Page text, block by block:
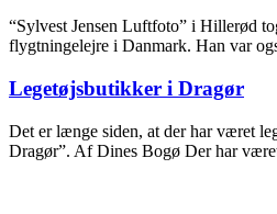
“Sylvest Jensen Luftfoto” i Hillerød
flygtningelejre i Danmark. Han var
Legetøjsbutikker i Dragør
Det er længe siden, at der har været
Dragør”. Af Dines Bogø Der har